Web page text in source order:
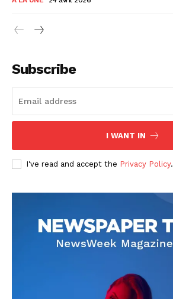
Subscribe
I WANT IN
I've read and accept the Privacy Policy.